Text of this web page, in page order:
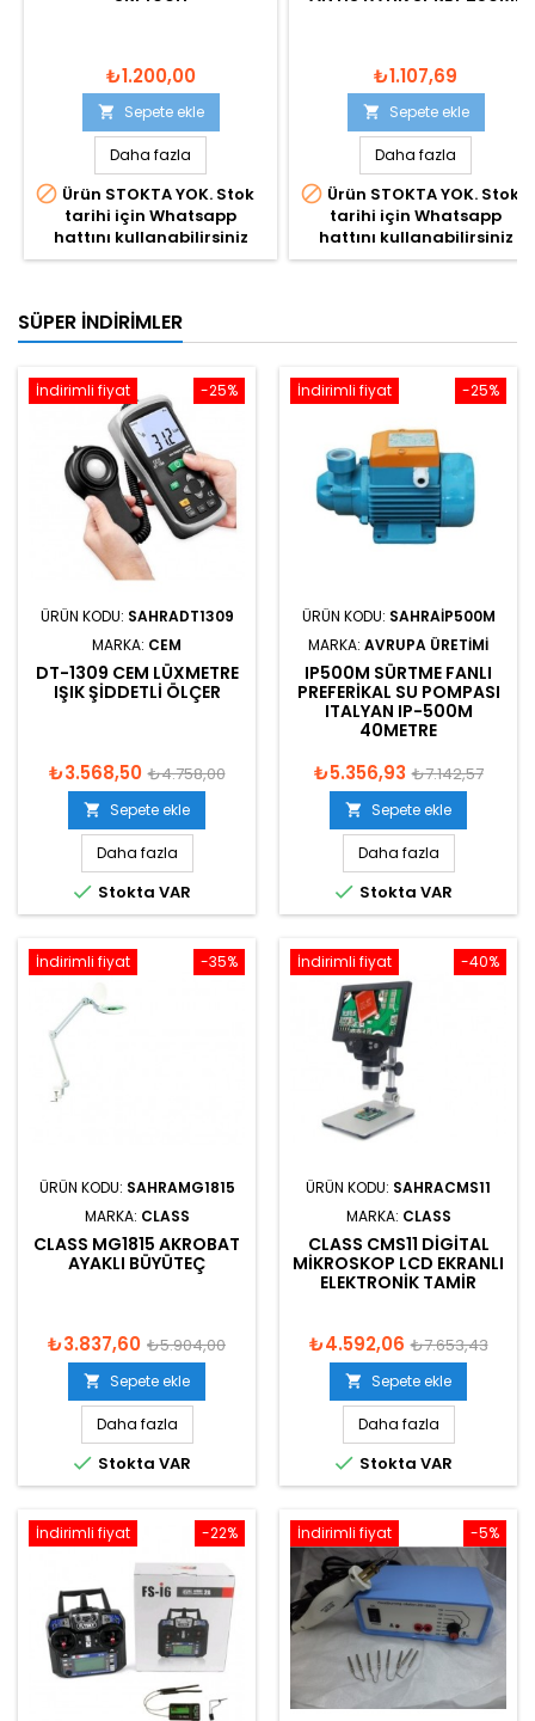
₺1.200,00
 Sepete ekle
Daha fazla
 Ürün STOKTA YOK. Stok
tarihi için Whatsapp
hattını kullanabilirsiniz
₺1.107,69
 Sepete ekle
Daha fazla
 Ürün STOKTA YOK. Stok
tarihi için Whatsapp
hattını kullanabilirsiniz
SÜPER İNDIRIMLER
-25%
İndirimli fiyat
ÜRÜN KODU: SAHRADT1309
MARKA: CEM
DT-1309 CEM LÜXMETRE
IŞIK ŞIDDETLI ÖLÇER
₺3.568,50 ₺4.758,00
 Sepete ekle
Daha fazla
 Stokta VAR
-25%
İndirimli fiyat
ÜRÜN KODU: SAHRAIP500M
MARKA: AVRUPA ÜRETIMI
IP500M SÜRTME FANLI
PREFERIKAL SU POMPASI
ITALYAN IP-500M
40METRE
₺5.356,93 ₺7.142,57
 Sepete ekle
Daha fazla
 Stokta VAR
-35%
İndirimli fiyat
ÜRÜN KODU: SAHRAMG1815
MARKA: CLASS
CLASS MG1815 AKROBAT
AYAKLI BÜYÜTEÇ
₺3.837,60 ₺5.904,00
 Sepete ekle
Daha fazla
 Stokta VAR
-40%
İndirimli fiyat
ÜRÜN KODU: SAHRACMS11
MARKA: CLASS
CLASS CMS11 DIGITAL
MIKROSKOP LCD EKRANLI
ELEKTRONIK TAMIR
₺4.592,06 ₺7.653,43
 Sepete ekle
Daha fazla
 Stokta VAR
-22%
İndirimli fiyat -5%
İndirimli fiyat